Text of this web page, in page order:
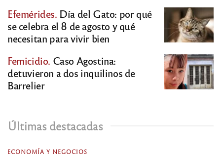
Efemérides. Día del Gato: por qué
se celebra el 8 de agosto y qué
necesitan para vivir bien
Femicidio. Caso Agostina:
detuvieron a dos inquilinos de
Barrelier
Últimas destacadas
ECONOMÍA Y NEGOCIOS